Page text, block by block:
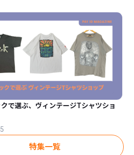
で選ぶ、ヴィンテージTシャツショ
特集一覧